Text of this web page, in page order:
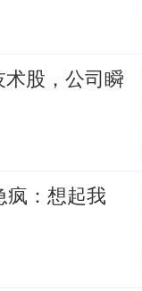
股，公司瞬
疯：想起我